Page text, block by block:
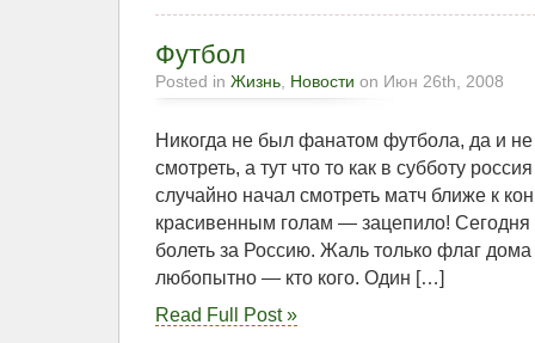
Футбол
Posted in Жизнь Новости on Июн 26th, 2008
Никогда не был фанатом футбола, да и
смотреть, а тут что то как в субботу
случайно начал смотреть матч ближе к
красивенным голам — зацепило!
болеть за Россию. Жаль только флаг
любопытно — кто кого. Один […]
Read Full Post »